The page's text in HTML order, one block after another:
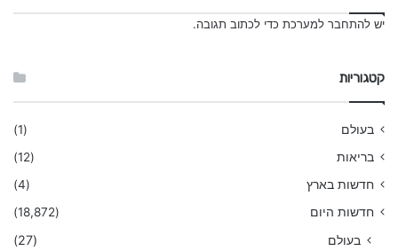
יש להתחבר למערכת כדי לכתוב תגובה.
קטגוריות
בעולם
(1)
בריאות
(12)
חדשות בארץ
(4)
חדשות היום
(18,872)
בעולם (27)